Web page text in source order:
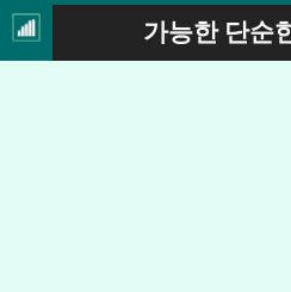
가능한 단순